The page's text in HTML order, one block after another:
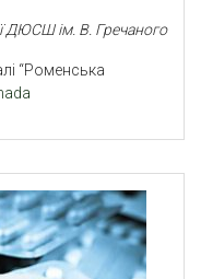
ДЮСШ ім. В. Гречаного
“Роменська